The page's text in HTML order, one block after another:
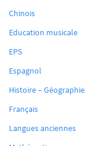
Chinois
Education musicale
EPS
Espagnol
Histoire – Géographie
Français
Langues anciennes